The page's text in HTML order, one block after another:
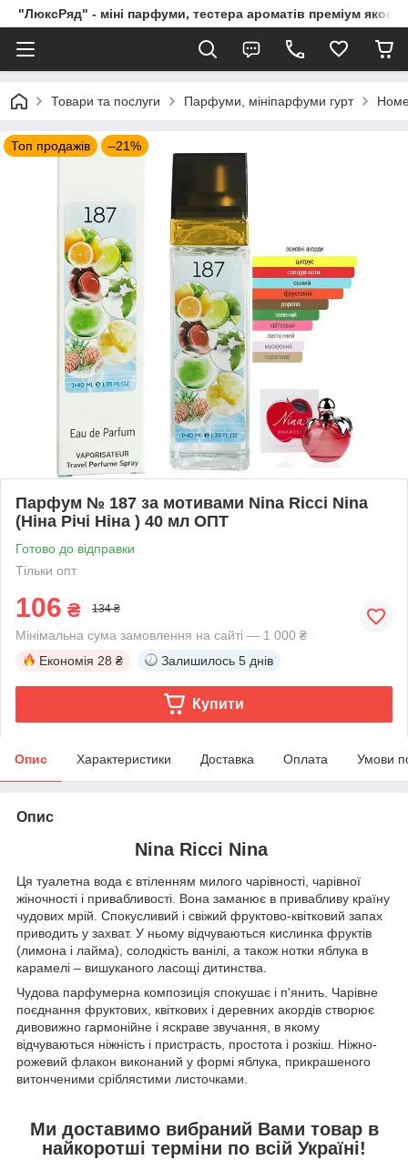
"ЛюксРяд" - міні парфуми, тестера ароматів преміум
Товари та послуги Парфуми, мініпарфуми гурт
Топ продажів –21%
Парфум № 187 за мотивами Nina Ricci Nina
(Ніна Річі Ніна ) 40 мл ОПТ
Готово до відправки
Тільки опт
106 ₴ 134 ₴
Мінімальна сума замовлення на сайті — 1 000 ₴
Економія 28 ₴ Залишилось 5 днів
Купити
Опис Характеристики Доставка Оплата Умови
Опис
Nina Ricci Nina
Ця туалетна вода є втіленням милого чарівності, чарівної
жіночності і привабливості. Вона заманює в привабливу країну
чудових мрій. Спокусливий і свіжий фруктово-квітковий запах
приводить у захват. У ньому відчуваються кислинка фруктів
(лимона і лайма), солодкість ванілі, а також нотки яблука в
карамелі – вишуканого ласощі дитинства.
Чудова парфумерна композиція спокушає і п'янить. Чарівне
поєднання фруктових, квіткових і деревних акордів створює
дивовижно гармонійне і яскраве звучання, в якому
відчуваються ніжність і пристрасть, простота і розкіш. Ніжно-
рожевий флакон виконаний у формі яблука, прикрашеного
витонченими сріблястими листочками.
Ми доставимо вибраний Вами товар в
найкоротші терміни по всій Україні!